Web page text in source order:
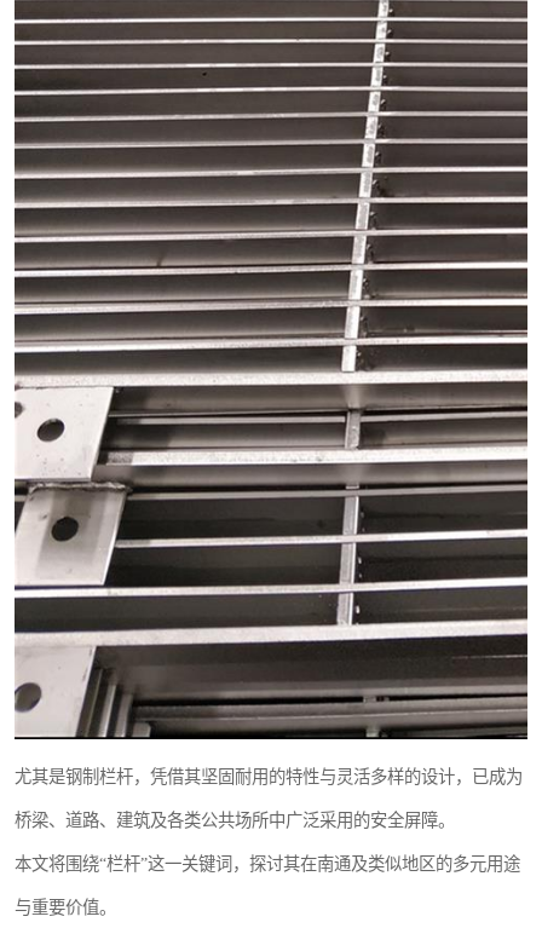
尤其是钢制栏杆，凭借其坚固耐用的特性与灵活多样的设计，已成为
桥梁、道路、建筑及各类公共场所中广泛采用的安全屏障。
本文将围绕“栏杆”这一关键词，探讨其在南通及类似地区的多元用途
与重要价值。